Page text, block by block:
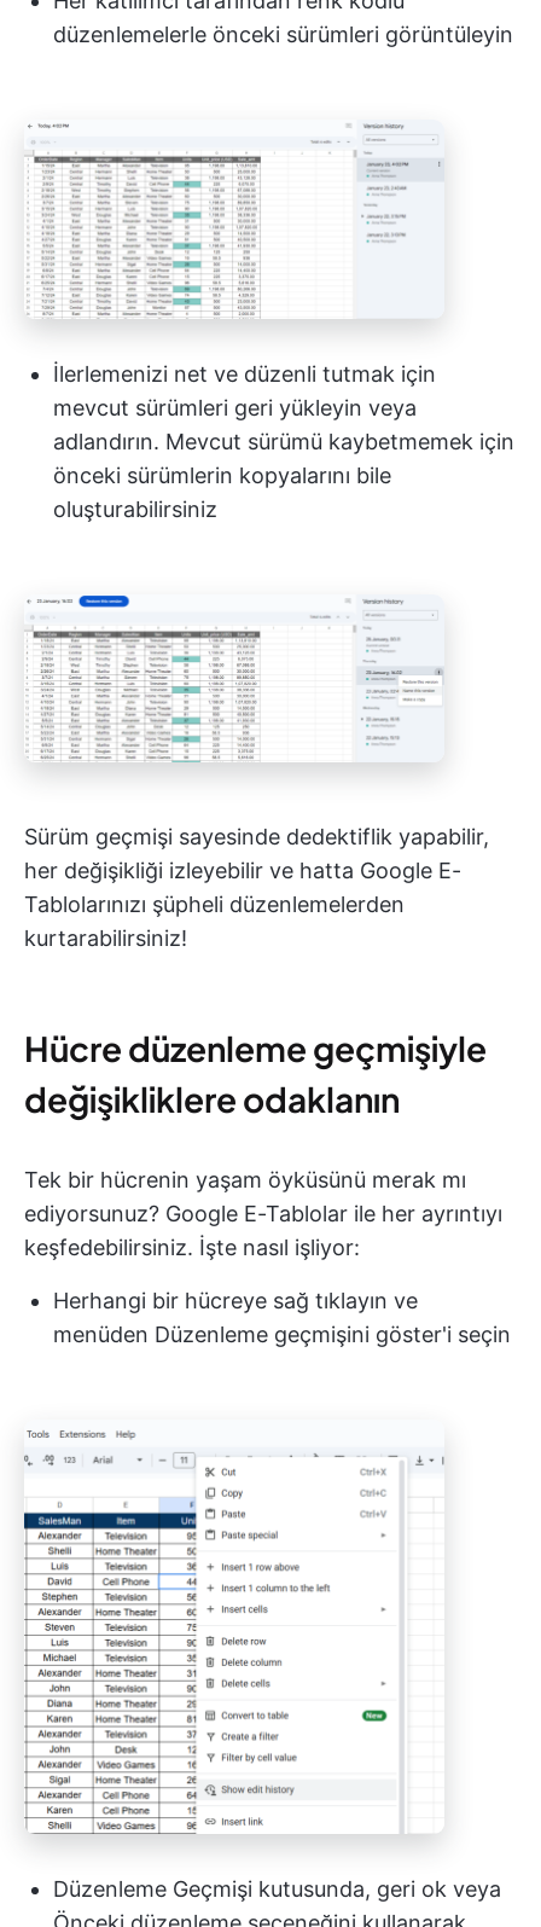
düzenlemelerle önceki sürümleri görüntüleyin
İlerlemenizi net ve düzenli tutmak için
mevcut sürümleri geri yükleyin veya
adlandırın. Mevcut sürümü kaybetmemek için
önceki sürümlerin kopyalarını bile
oluşturabilirsiniz
Sürüm geçmişi sayesinde dedektiflik yapabilir,
her değişikliği izleyebilir ve hatta Google E-
Tablolarınızı şüpheli düzenlemelerden
kurtarabilirsiniz!
Hücre düzenleme geçmişiyle
değişikliklere odaklanın
Tek bir hücrenin yaşam öyküsünü merak mı
ediyorsunuz? Google E-Tablolar ile her ayrıntıyı
keşfedebilirsiniz. İşte nasıl işliyor:
Herhangi bir hücreye sağ tıklayın ve
menüden Düzenleme geçmişini göster'i seçin
Düzenleme Geçmişi kutusunda, geri ok veya